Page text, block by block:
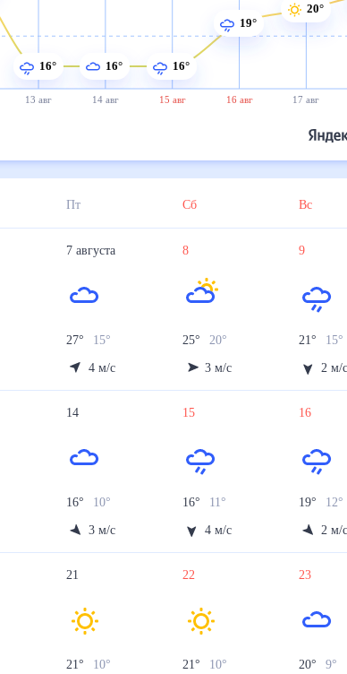
13 авг 14 авг 15 авг 16 авг 17 авг
16° 16° 16°
19°
20°
Пт Сб Вс
7 августа
27° 15°
4 м/с
8
25° 20
3 м/с
9
21° 15°
2 м/
14
16° 10°
3 м/с
15
16° 11°
4 м/с
16
19° 12°
2 м/
21
21° 10°
22
21° 10°
23
20° 9